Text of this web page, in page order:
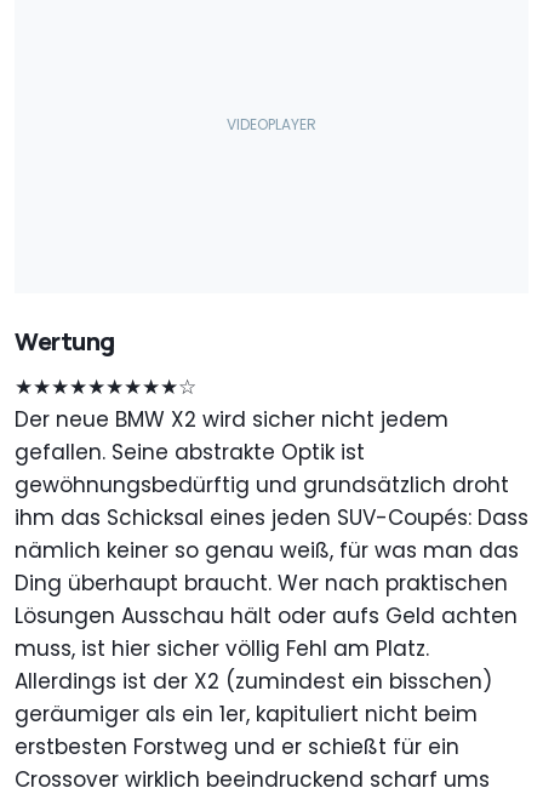
Wertung
★★★★★★★★★☆
Der neue BMW X2 wird sicher nicht jedem
gefallen. Seine abstrakte Optik ist
gewöhnungsbedürftig und grundsätzlich droht
ihm das Schicksal eines jeden SUV-Coupés: Dass
nämlich keiner so genau weiß, für was man das
Ding überhaupt braucht. Wer nach praktischen
Lösungen Ausschau hält oder aufs Geld achten
muss, ist hier sicher völlig Fehl am Platz.
Allerdings ist der X2 (zumindest ein bisschen)
geräumiger als ein 1er, kapituliert nicht beim
erstbesten Forstweg und er schießt für ein
Crossover wirklich beeindruckend scharf ums